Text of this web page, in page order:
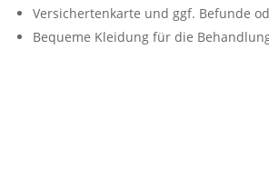
Versichertenkarte und ggf. Befunde
Bequeme Kleidung für die